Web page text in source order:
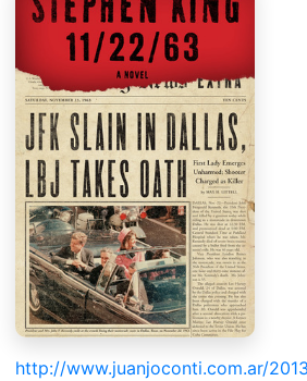
http://www.juanjoconti.com.ar/